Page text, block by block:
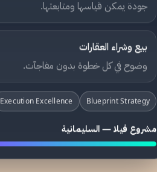
جودة يمكن قياسها ومتابعتها.
بيع وشراء العقارات
وضوح في كل خطوة بدون مفاجآت.
Blueprint Strategy
Execution Excellence
مشروع فيلا — السليمانية